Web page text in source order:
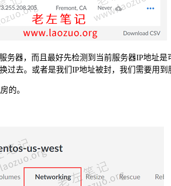
务器，而且最好先检测到当前服务器IP地址
过去。或者是我们IP地址被封，我们需要用
的。